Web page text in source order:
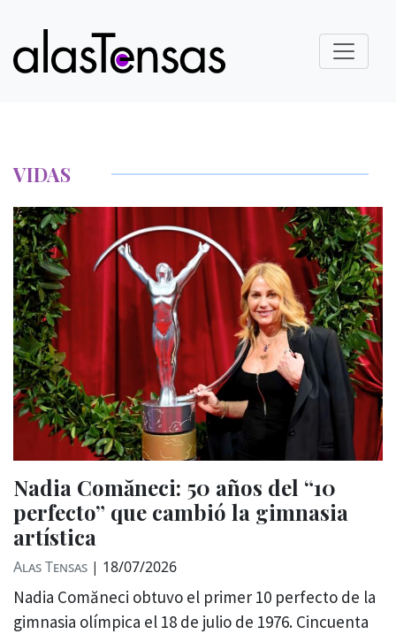
VIDAS
Nadia Comăneci: 50 años del “10
perfecto” que cambió la gimnasia
artística
Alas Tensas | 18/07/2026
Nadia Comăneci obtuvo el primer 10 perfecto de la
gimnasia olímpica el 18 de julio de 1976. Cincuenta